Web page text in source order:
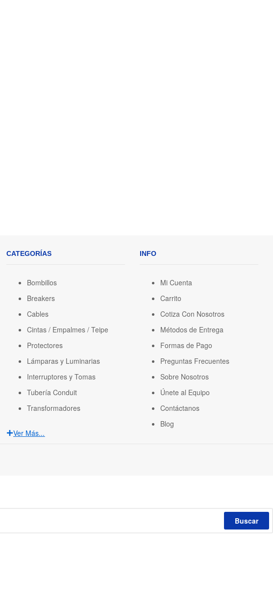
CATEGORÍAS
Bombillos
Breakers
Cables
Cintas / Empalmes / Teipe
Protectores
Lámparas y Luminarias
Interruptores y Tomas
Tubería Conduit
Transformadores
Ver Más...
INFO
Mi Cuenta
Carrito
Cotiza Con Nosotros
Métodos de Entrega
Formas de Pago
Preguntas Frecuentes
Sobre Nosotros
Únete al Equipo
Contáctanos
Blog
Buscar